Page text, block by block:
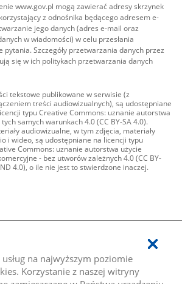
na najwyższym poziomie
Korzystanie z naszej witryny
www.gov.pl mogą zawierać adresy skrzynek
z odnośnika będącego adresem e-
jego danych (adres e-mail oraz
w wiadomości) w celu przesłania
pytania. Szczegóły przetwarzania danych przez
się w ich politykach przetwarzania danych
tekstowe publikowane w serwisie (z
treści audiowizualnych), są udostępniane
typu Creative Commons: uznanie autorstwa
tych samych warunkach 4.0 (CC BY-SA 4.0).
audiowizualne, w tym zdjęcia, materiały
i wideo, są udostępniane na licencji typu
Commons: uznanie autorstwa użycie
- bez utworów zależnych 4.0 (CC BY-
4.0), o ile nie jest to stwierdzone inaczej.